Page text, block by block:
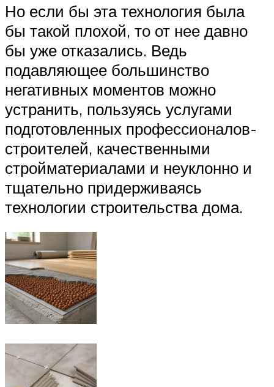
Но если бы эта технология была
бы такой плохой, то от нее давно
бы уже отказались. Ведь
подавляющее большинство
негативных моментов можно
устранить, пользуясь услугами
подготовленных профессионалов-
строителей, качественными
стройматериалами и неуклонно и
тщательно придерживаясь
технологии строительства дома.